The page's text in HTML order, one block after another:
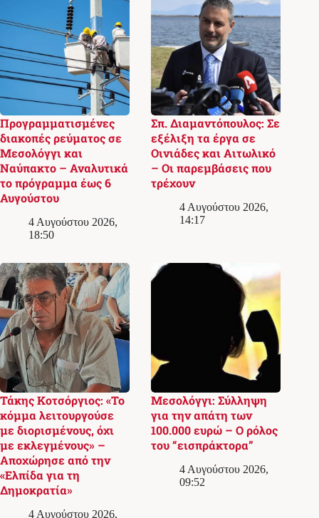
Προγραμματισμένες
διακοπές ρεύματος σε
Μεσολόγγι και
Ναύπακτο – Αναλυτικά
το πρόγραμμα έως 6
Αυγούστου
4 Αυγούστου 2026,
18:50
Σπ. Διαμαντόπουλος: Σε
εξέλιξη τα έργα σε
Οινιάδες και Αιτωλικό
– Οι παρεμβάσεις που
τρέχουν
4 Αυγούστου 2026,
14:17
Τάκης Κοτσόργιος: «Το
κόμμα λειτουργούσε
με διορισμένους, όχι
με εκλεγμένους» –
Αποχώρησε από την
«Ελπίδα για τη
Δημοκρατία»
4 Αυγούστου 2026,
Μεσολόγγι: Σύλληψη
για την απάτη των
100.000 ευρώ – Ο ρόλος
του “εισπράκτορα”
4 Αυγούστου 2026,
09:52